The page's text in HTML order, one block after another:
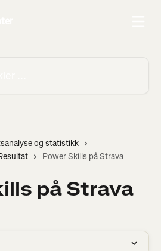
og statistikk
Power Skills på Strava
på Strava